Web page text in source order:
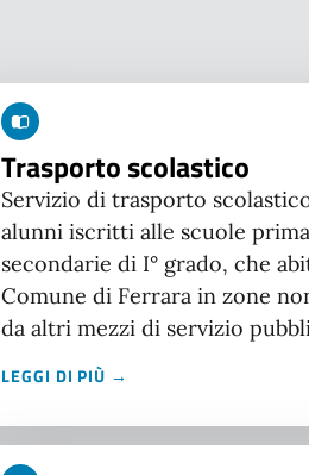
Trasporto scolastico
Servizio di trasporto
alunni iscritti alle scuole
secondarie di I° grado, che
Comune di Ferrara in zone
da altri mezzi di servizio
LEGGI DI PIÙ →